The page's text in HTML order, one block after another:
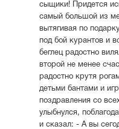
сыщики! Придется
самый большой из
вытягивая по
под бой курантов и
беглец радостно
второй не менее
радостно крутя
детьми бантами и
поздравления со
улыбнулся,
и сказал: - А вы